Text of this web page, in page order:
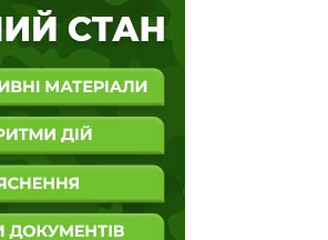
передусім через цифрову
ознак. Сервіс бронювання на
описує автоматичну перевірку того,
працевлаштований і чи є його
Окремий сервіс отримання
із Реєстру
дає підприємству інформацію
та бронювання, а сама
так, що на перший план